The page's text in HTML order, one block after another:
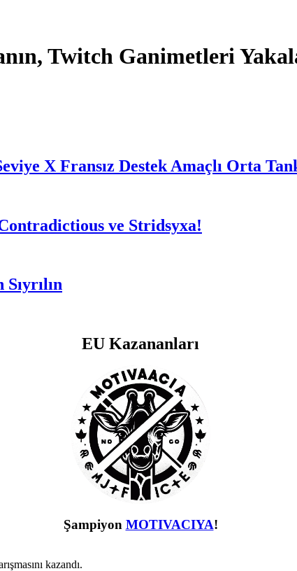
Twitch Ganimetleri
X Fransız Destek Amaçlı Orta
ve Stridsyxa!
EU Kazananları
Şampiyon MOTIVACIYA!
kazandı.